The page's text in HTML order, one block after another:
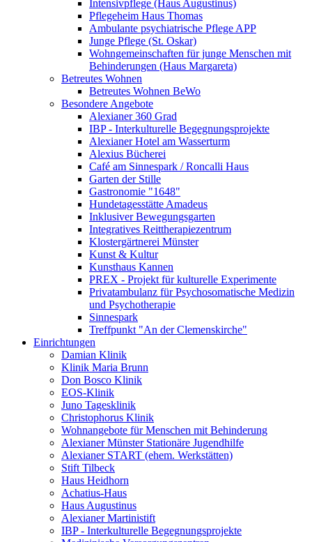
Intensivpflege (Haus Augustinus)
Pflegeheim Haus Thomas
Ambulante psychiatrische Pflege APP
Junge Pflege (St. Oskar)
Wohngemeinschaften für junge Menschen mit
Behinderungen (Haus Margareta)
Betreutes Wohnen
Betreutes Wohnen BeWo
Besondere Angebote
Alexianer 360 Grad
IBP - Interkulturelle Begegnungsprojekte
Alexianer Hotel am Wasserturm
Alexius Bücherei
Café am Sinnespark / Roncalli Haus
Garten der Stille
Gastronomie "1648"
Hundetagesstätte Amadeus
Inklusiver Bewegungsgarten
Integratives Reittherapiezentrum
Klostergärtnerei Münster
Kunst & Kultur
Kunsthaus Kannen
PREX - Projekt für kulturelle Experimente
Privatambulanz für Psychosomatische Medizin
und Psychotherapie
Sinnespark
Treffpunkt "An der Clemenskirche"
Einrichtungen
Damian Klinik
Klinik Maria Brunn
Don Bosco Klinik
EOS-Klinik
Juno Tagesklinik
Christophorus Klinik
Wohnangebote für Menschen mit Behinderung
Alexianer Münster Stationäre Jugendhilfe
Alexianer START (ehem. Werkstätten)
Stift Tilbeck
Haus Heidhorn
Achatius-Haus
Haus Augustinus
Alexianer Martinistift
IBP - Interkulturelle Begegnungsprojekte